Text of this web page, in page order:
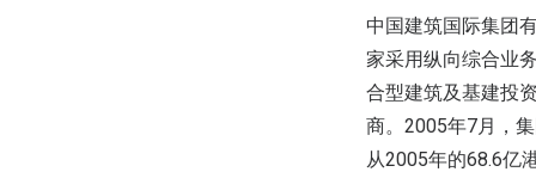
中国建筑国际集团
家采用纵向综合业
合型建筑及基建投
商。2005年7月，
从2005年的68.6亿